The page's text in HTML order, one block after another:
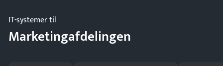
IT-systemer til
Marketingafdelingen